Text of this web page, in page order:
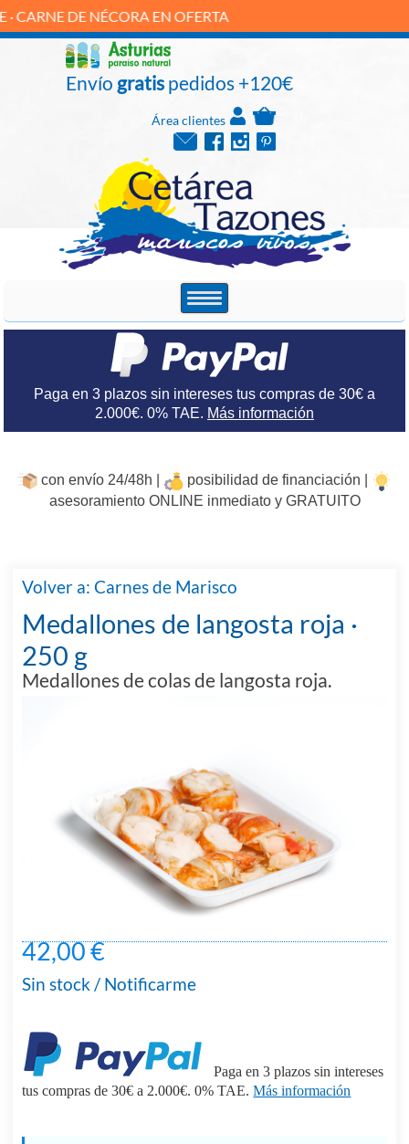
NÉCORA EN OFERTA
Envío gratispedidos +120€
Área clientes
Paga en 3 plazos sin intereses tus compras de 30€ a
2.000€. 0% TAE. Más información
con envío 24/48h |
posibilidad de financiación |
asesoramiento ONLINE inmediato y GRATUITO
Volver a: Carnes de Marisco
Medallones de langosta roja ·
250 g
Medallones de colas de langosta roja.
42,00 €
Sin stock / Notificarme
Paga en 3 plazos sin intereses
tus compras de 30€ a 2.000€. 0% TAE.Más información